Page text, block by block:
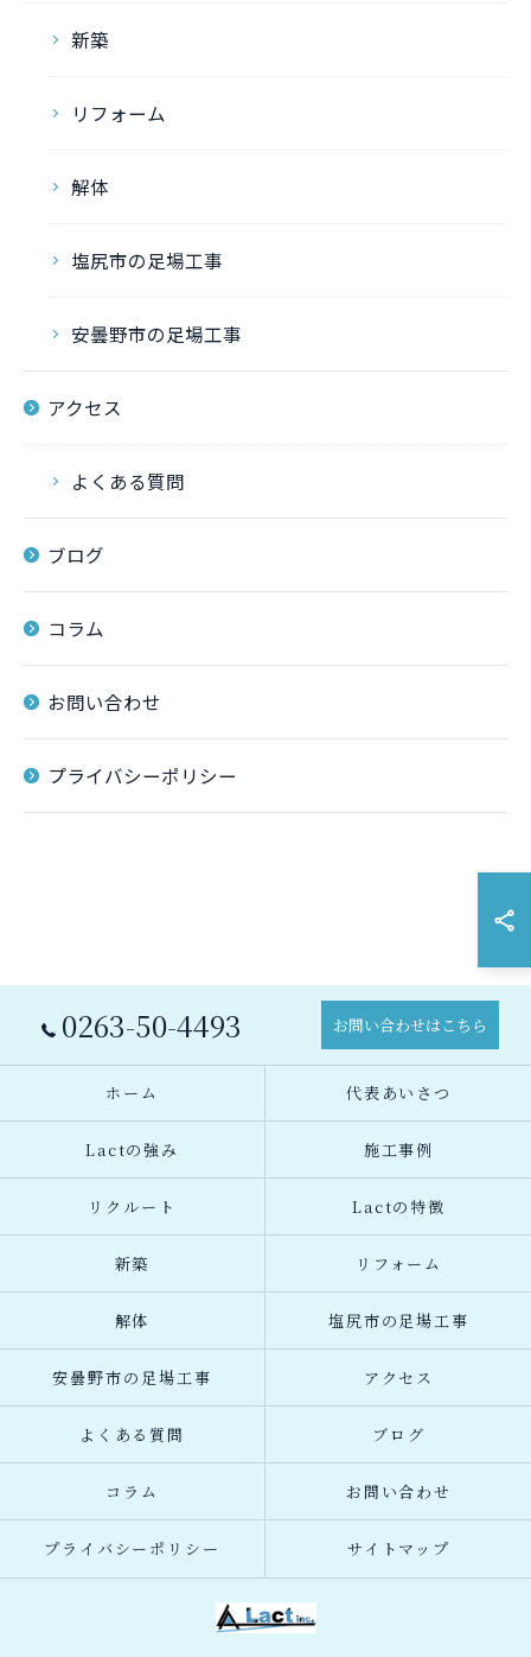
新築
リフォーム
解体
塩尻市の足場工事
安曇野市の足場工事
アクセス
よくある質問
ブログ
コラム
お問い合わせ
プライバシーポリシー
0263-50-4493 お問い合わせはこちら
ホーム 代表あいさつ
Lactの強み 施工事例
リクルート Lactの特徴
新築 リフォーム
解体 塩尻市の足場工事
安曇野市の足場工事 アクセス
よくある質問 ブログ
コラム お問い合わせ
プライバシーポリシー サイトマップ